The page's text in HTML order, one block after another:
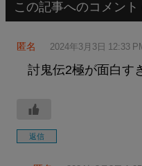
この記事へのコメント
匿名 2024年3月3日 12:33
討鬼伝2極が面白す
返信